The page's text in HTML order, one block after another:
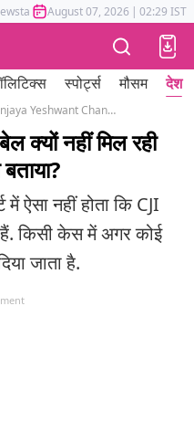
Mumbai Tak Astrotak
August 07, 2026 | 02:29 IST
स्पोर्ट्स मौसम देश
GITN Ex CJI Dhananjaya Yeshwant Chandrachud on Umar Khalid case
क्यों नहीं मिल रही
में ऐसा नहीं होता कि CJI
किसी केस में अगर कोई
जाता है.